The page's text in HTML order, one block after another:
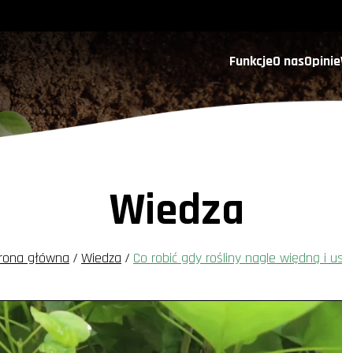
FunkcjeO nasOpinie
Wiedza
główna / Wiedza / Co robić gdy rośliny nagle więdną i